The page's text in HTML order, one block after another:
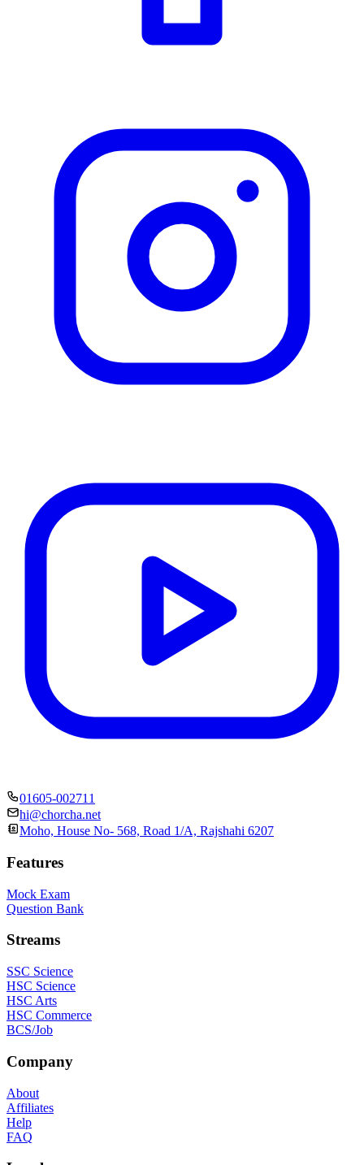
01605-002711
hi@chorcha.net
Moho, House No- 568, Road 1/A, Rajshahi 6207
Features
Mock Exam
Question Bank
Streams
SSC Science
HSC Science
HSC Arts
HSC Commerce
BCS/Job
Company
About
Affiliates
Help
FAQ